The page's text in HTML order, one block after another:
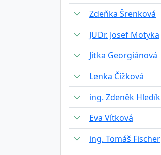
Zdeňka Šrenková
JUDr. Josef Motyka
Jitka Georgiánová
Lenka Čížková
ing. Zdeněk Hledík
Eva Vítková
ing. Tomáš Fischer